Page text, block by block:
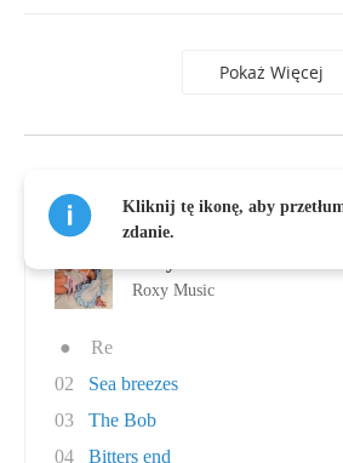
Pokaż Więcej
Kliknij tę ikonę, aby
zdanie.
Roxy Music
●
Re
02
Sea breezes
03
The Bob
04
Bitters end